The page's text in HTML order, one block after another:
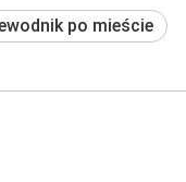
po mieście